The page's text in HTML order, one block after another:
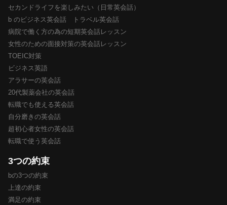
セカンドライフを楽しみたい（日常英会話）
b のビジネス英会話 トラベル英会話
病院で働く方の為の短期英会話レッスン
女性のための面接対策の英会話レッスン
TOEIC対策
ビジネス英語
アラサーの英会話
20代製薬会社の英会話
転職でも使える英会話
自分磨きの英会話
超初心者女性の英会話
転職で使う英会話
3つの約束
bの3つの約束
上達の約束
満足の約束